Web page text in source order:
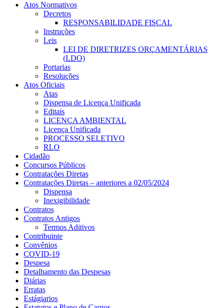
Atos Normativos
Decretos
RESPONSABILIDADE FISCAL
Instruções
Leis
LEI DE DIRETRIZES ORÇAMENTÁRIAS
(LDO)
Portarias
Resoluções
Atos Oficiais
Atas
Dispensa de Licença Unificada
Editais
LICENÇA AMBIENTAL
Licença Unificada
PROCESSO SELETIVO
RLO
Cidadão
Concursos Públicos
Contratações Diretas
Contratações Diretas – anteriores a 02/05/2024
Dispensa
Inexigibilidade
Contratos
Contratos Antigos
Termos Aditivos
Contribuinte
Convênios
COVID-19
Despesa
Detalhamento das Despesas
Diárias
Erratas
Estágiarios